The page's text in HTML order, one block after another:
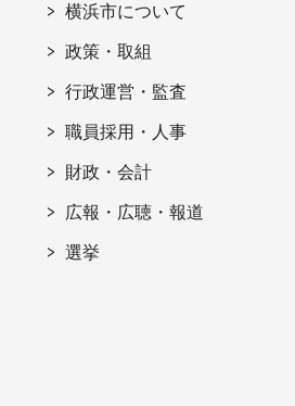
横浜市について
政策・取組
行政運営・監査
職員採用・人事
財政・会計
広報・広聴・報道
選挙